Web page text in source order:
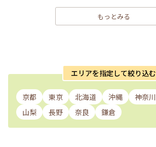
もっとみる
エリアを指定して絞り込む
京都 東京 北海道 沖縄 神奈川
山梨
長野 奈良 鎌倉